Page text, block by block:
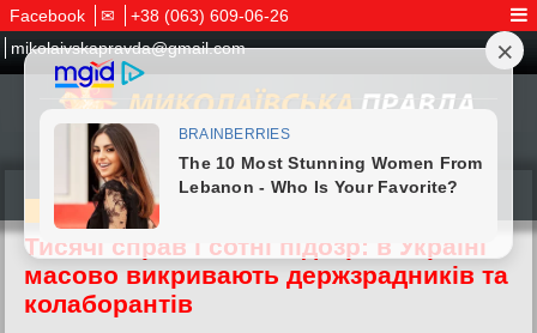
Facebook ✉
+38 (063) 609-06-26
mikolaivskapravda@gmail.com
06.05.2026
Тисячі справ і сотні підозр: в Україні
масово викривають держзрадників та
колаборантів